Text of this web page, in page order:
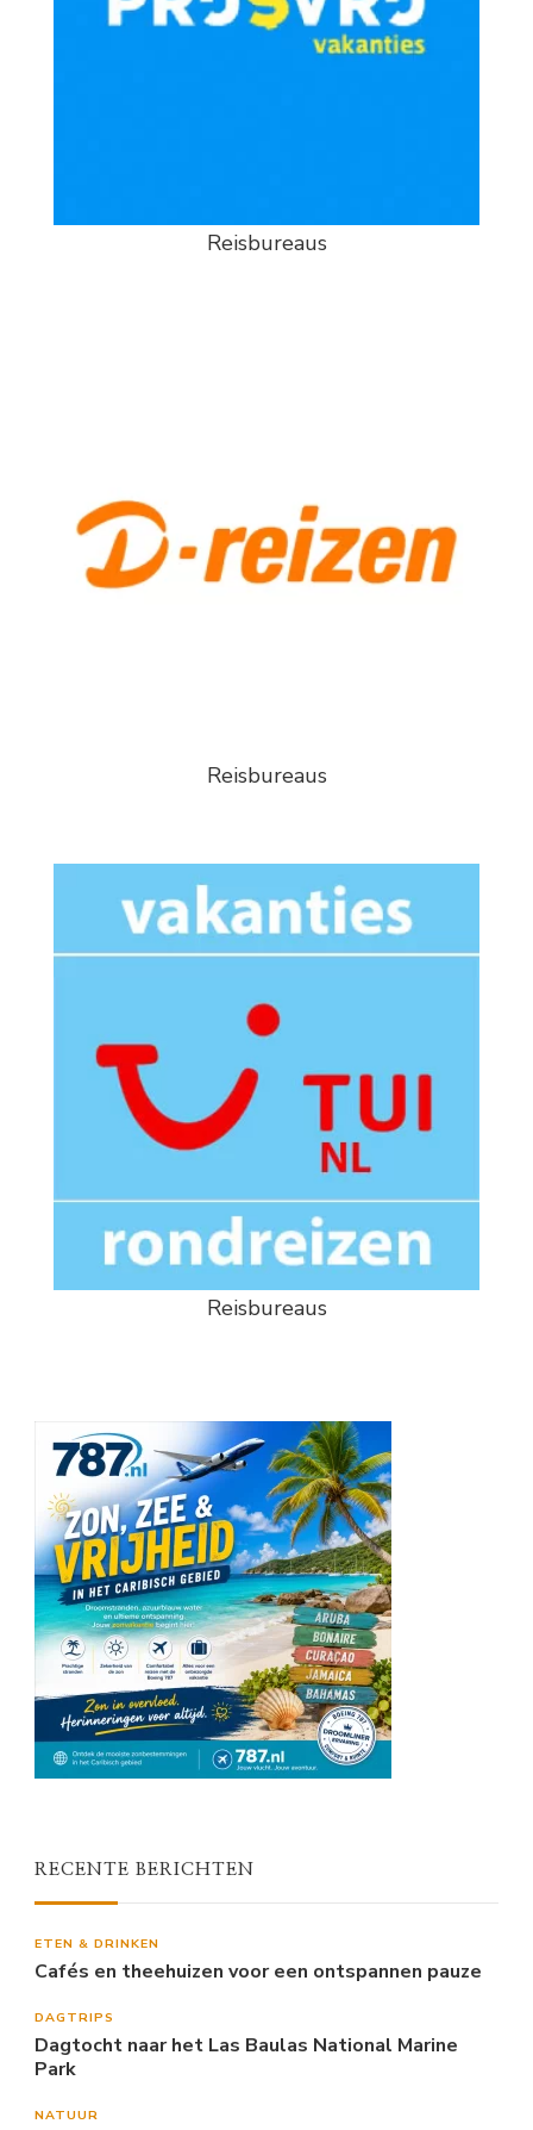
Reisbureaus
Reisbureaus
Reisbureaus
RECENTE BERICHTEN
ETEN & DRINKEN
Cafés en theehuizen voor een ontspannen pauze
DAGTRIPS
Dagtocht naar het Las Baulas National Marine
Park
NATUUR